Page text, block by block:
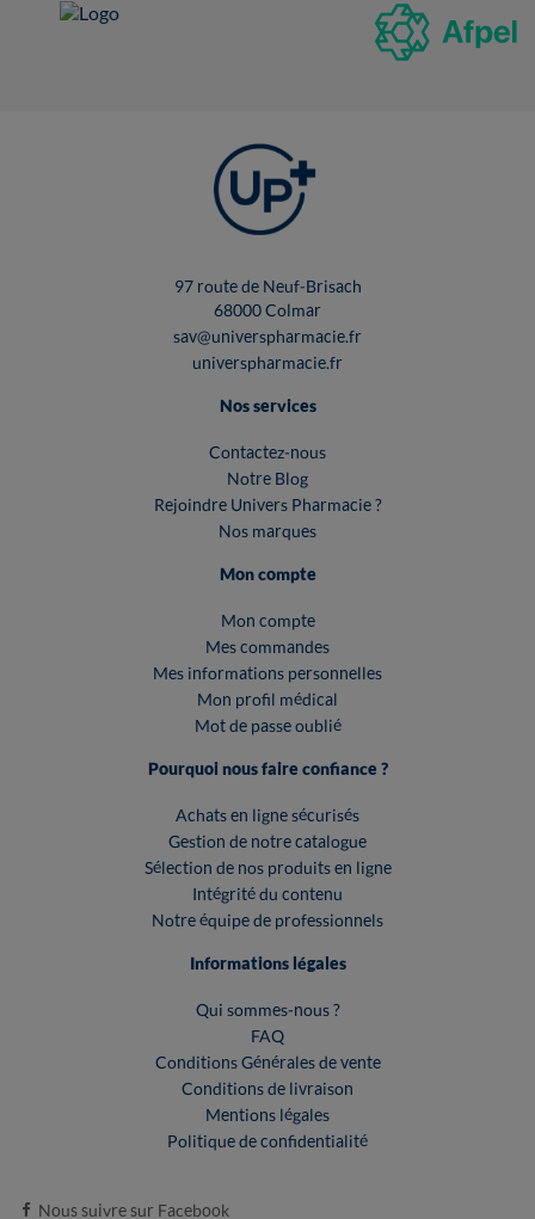
97 route de Neuf-Brisach
68000 Colmar
sav@universpharmacie.fr
universpharmacie.fr
Nos services
Contactez-nous
Notre Blog
Rejoindre Univers Pharmacie ?
Nos marques
Mon compte
Mon compte
Mes commandes
Mes informations personnelles
Mon profil médical
Mot de passe oublié
Pourquoi nous faire confiance ?
Achats en ligne sécurisés
Gestion de notre catalogue
Sélection de nos produits en ligne
Intégrité du contenu
Notre équipe de professionnels
Informations légales
Qui sommes-nous ?
FAQ
Conditions Générales de vente
Conditions de livraison
Mentions légales
Politique de confidentialité
Nous suivre sur Facebook